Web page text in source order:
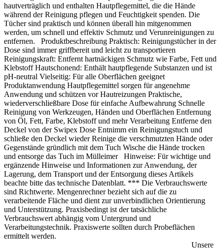
hautverträglich und enthalten Hautpflegemittel, die die Hände
während der Reinigung pflegen und Feuchtigkeit spenden. Die
Tücher sind praktisch und können überall hin mitgenommen
werden, um schnell und effektiv Schmutz und Verunreinigungen zu
entfernen. Produktbeschreibung Praktisch: Reinigungstücher in der
Dose sind immer griffbereit und leicht zu transportieren
Reinigungskraft: Entfernt hartnäckigen Schmutz wie Farbe, Fett und
Klebstoff Hautschonend: Enthält hautpflegende Substanzen und ist
pH-neutral Vielseitig: Für alle Oberflächen geeignet
Produktanwendung Hautpflegemittel sorgen für angenehme
Anwendung und schützen vor Hautreizungen Praktische,
wiederverschließbare Dose für einfache Aufbewahrung Schnelle
Reinigung von Werkzeugen, Händen und Oberflächen Entfernung
von Öl, Fett, Farbe, Klebstoff und mehr Verarbeitung Entferne den
Deckel von der Swipex Dose Entnimm ein Reinigungstuch und
schließe den Deckel wieder Reinige die verschmutzten Hände oder
Gegenstände gründlich mit dem Tuch Wische die Hände trocken
und entsorge das Tuch im Mülleimer Hinweise: Für wichtige und
ergänzende Hinweise und Informationen zur Anwendung, der
Lagerung, dem Transport und der Entsorgung dieses Artikels
beachte bitte das technische Datenblatt. *** Die Verbrauchswerte
sind Richtwerte. Mengenrechner bezieht sich auf die zu
verarbeitende Fläche und dient zur unverbindlichen Orientierung
und Unterstützung. Praxisbedingt ist der tatsächliche
Verbrauchswert abhängig vom Untergrund und
Verarbeitungstechnik. Praxiswerte sollten durch Probeflächen
ermittelt werden.
Unsere